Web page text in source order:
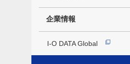
企業情報
I-O DATA Global